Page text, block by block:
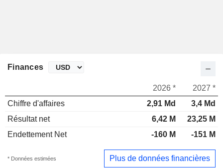
Finances
2026 *
2027 *
Chiffre d'affaires
2,91 Md
3,4 Md
Résultat net
6,42 M
23,25 M
Endettement Net
-160 M -151 M
* Données estimées Plus de données financières